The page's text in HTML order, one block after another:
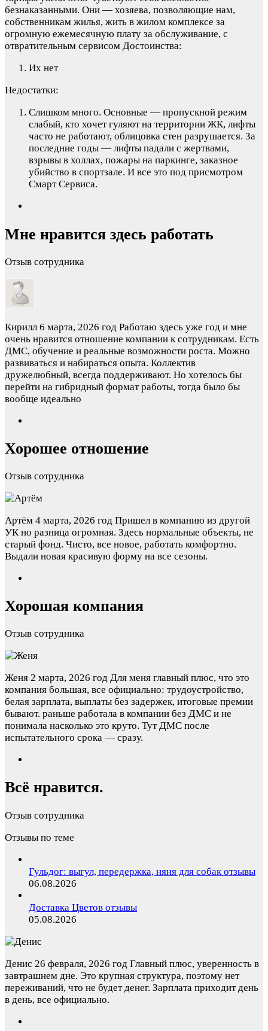
безнаказанными. Они — хозяева, позволяющие нам,
собственникам жилья, жить в жилом комплексе за
огромную ежемесячную плату за обслуживание, с
отвратительным сервисом Достоинства:
Их нет
Недостатки:
Слишком много. Основные — пропускной режим
слабый, кто хочет гуляют на территории ЖК, лифты
часто не работают, облицовка стен разрушается. За
последние годы — лифты падали с жертвами,
взрывы в холлах, пожары на паркинге, заказное
убийство в спортзале. И все это под присмотром
Смарт Сервиса.
Мне нравится здесь работать
Отзыв сотрудника
Кирилл 6 марта, 2026 год Работаю здесь уже год и мне
очень нравится отношение компании к сотрудникам. Есть
ДМС, обучение и реальные возможности роста. Можно
развиваться и набираться опыта. Коллектив
дружелюбный, всегда поддерживают. Но хотелось бы
перейти на гибридный формат работы, тогда было бы
вообще идеально
Хорошее отношение
Отзыв сотрудника
Артём 4 марта, 2026 год Пришел в компанию из другой
УК но разница огромная. Здесь нормальные объекты, не
старый фонд. Чисто, все новое, работать комфортно.
Выдали новая красивую форму на все сезоны.
Хорошая компания
Отзыв сотрудника
Женя 2 марта, 2026 год Для меня главный плюс, что это
компания большая, все официально: трудоустройство,
белая зарплата, выплаты без задержек, итоговые премии
бывают. раньше работала в компании без ДМС и не
понимала насколько это круто. Тут ДМС после
испытательного срока — сразу.
Всё нравится.
Отзыв сотрудника
Отзывы по теме
Гульдог: выгул, передержка, няня для собак отзывы
06.08.2026
Доставка Цветов отзывы
05.08.2026
Денис 26 февраля, 2026 год Главный плюс, уверенность в
завтрашнем дне. Это крупная структура, поэтому нет
переживаний, что не будет денег. Зарплата приходит день
в день, все официально.